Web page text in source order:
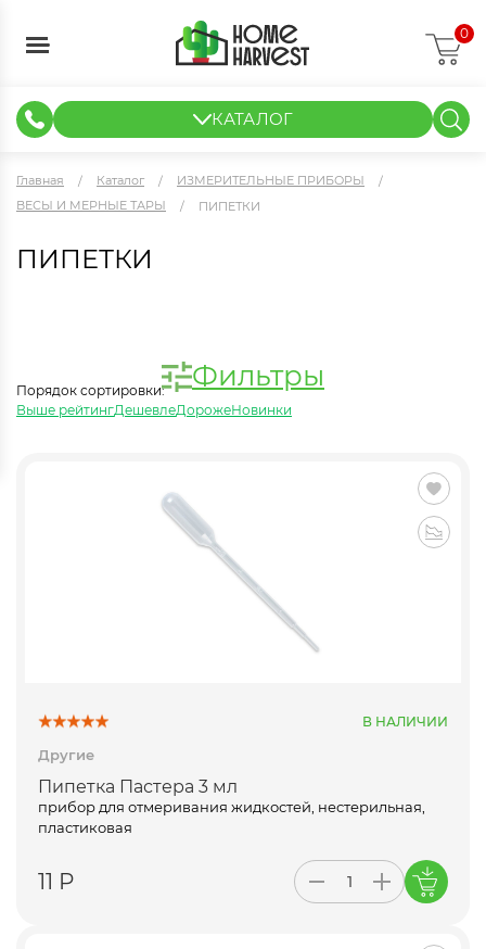
0
КАТАЛОГ
Главная Каталог
ИЗМЕРИТЕЛЬНЫЕ ПРИБОРЫ
ВЕСЫ И МЕРНЫЕ ТАРЫ
ПИПЕТКИ
ПИПЕТКИ
Фильтры
Порядок сортировки:
Выше рейтингДешевлеДорожеНовинки
В НАЛИЧИИ
Другие
Пипетка Пастера 3 мл
прибор для отмеривания жидкостей, нестерильная,
пластиковая
11 Р